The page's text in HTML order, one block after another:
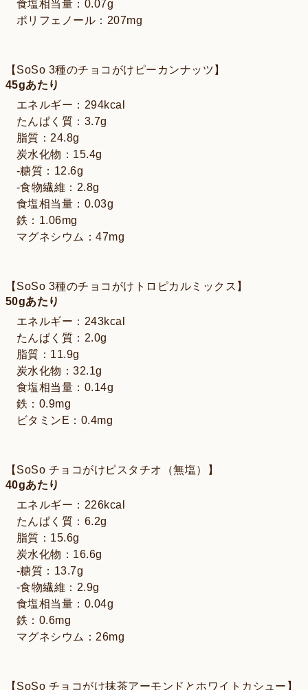
食塩相当量：0.07g
ポリフェノール：207mg
【SoSo 3種のチョコがけピーカンナッツ】
45gあたり
エネルギー：294kcal
たんぱく質：3.7g
脂質：24.8g
炭水化物：15.4g
-糖質：12.6g
-食物繊維：2.8g
食塩相当量：0.03g
鉄：1.06mg
マグネシウム：47mg
【SoSo 3種のチョコがけトロピカルミックス】
50gあたり
エネルギー：243kcal
たんぱく質：2.0g
脂質：11.9g
炭水化物：32.1g
食塩相当量：0.14g
鉄：0.9mg
ビタミンE：0.4mg
【SoSo チョコがけピスタチオ（無塩）】
40gあたり
エネルギー：226kcal
たんぱく質：6.2g
脂質：15.6g
炭水化物：16.6g
-糖質：13.7g
-食物繊維：2.9g
食塩相当量：0.04g
鉄：0.6mg
マグネシウム：26mg
【SoSo チョコがけ抹茶アーモンドとホワイトカシュー】